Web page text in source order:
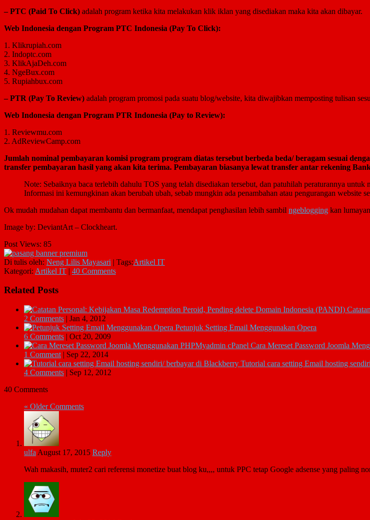
– PTC (Paid To Click) adalah program ketika kita melakukan klik iklan yang disediakan maka kita akan dibayar.
Web Indonesia dengan Program PTC Indonesia (Pay To Click):
1. Klikrupiah.com
2. Indoptc.com
3. KlikAjaDeh.com
4. NgeBux.com
5. Rupiahbux.com
– PTR (Pay To Review) adalah program promosi pada suatu blog/website, kita diwajibkan memposting tulisan
Web Indonesia dengan Program PTR Indonesia (Pay to Review):
1. Reviewmu.com
2. AdReviewCamp.com
Jumlah nominal pembayaran komisi program program diatas tersebut berbeda beda/ beragam sesuai
transfer pembayaran hasil yang akan kita terima. Pembayaran biasanya lewat transfer antar rekening
Note: Sebaiknya baca terlebih dahulu TOS yang telah disediakan tersebut, dan patuhilah peraturannya untuk
Informasi ini kemungkinan akan berubah ubah, sebab mungkin ada penambahan atau pengurangan website
Ok mudah mudahan dapat membantu dan bermanfaat, mendapat penghasilan lebih sambil ngeblogging kan
Image by: DeviantArt – Clockheart.
Post Views: 85
Di tulis oleh: Neng Lilis Mayasari | Tags:Artikel IT
Kategori: Artikel IT | 40 Comments
Related Posts
2 Comments | Jan 4, 2012
Petunjuk Setting Email Menggunakan Opera
6 Comments | Oct 20, 2009
Cara Mereset Password Joomla
1 Comment | Sep 22, 2014
Tutorial cara setting Email hosting
4 Comments | Sep 12, 2012
40 Comments
« Older Comments
ulfa August 17, 2015 Reply
Wah makasih, muter2 cari referensi monetize buat blog ku,,,, untuk PPC tetap Google adsense yang paling